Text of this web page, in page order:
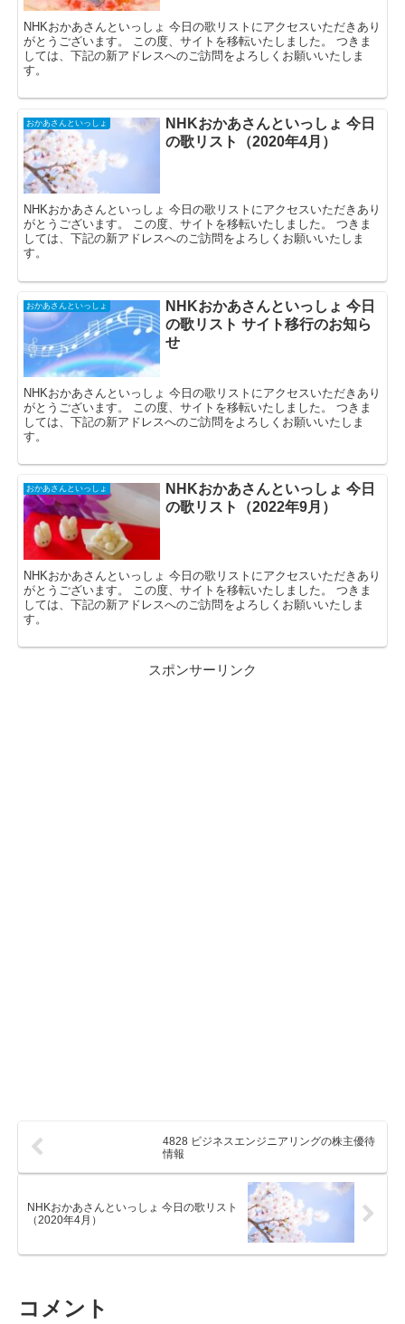
NHKおかあさんといっしょ 今日の歌リストにアクセスいただきあり
がとうございます。 この度、サイトを移転いたしました。 つきま
しては、下記の新アドレスへのご訪問をよろしくお願いいたしま
す。
おかあさんといっしょ
NHKおかあさんといっしょ 今日
の歌リスト（2020年4月）
NHKおかあさんといっしょ 今日の歌リストにアクセスいただきあり
がとうございます。 この度、サイトを移転いたしました。 つきま
しては、下記の新アドレスへのご訪問をよろしくお願いいたしま
す。
おかあさんといっしょ
NHKおかあさんといっしょ 今日
の歌リスト サイト移行のお知ら
せ
NHKおかあさんといっしょ 今日の歌リストにアクセスいただきあり
がとうございます。 この度、サイトを移転いたしました。 つきま
しては、下記の新アドレスへのご訪問をよろしくお願いいたしま
す。
おかあさんといっしょ
NHKおかあさんといっしょ 今日
の歌リスト（2022年9月）
NHKおかあさんといっしょ 今日の歌リストにアクセスいただきあり
がとうございます。 この度、サイトを移転いたしました。 つきま
しては、下記の新アドレスへのご訪問をよろしくお願いいたしま
す。
スポンサーリンク
4828 ビジネスエンジニアリングの株主優待
情報
NHKおかあさんといっしょ 今日の歌リスト
（2020年4月）
コメント